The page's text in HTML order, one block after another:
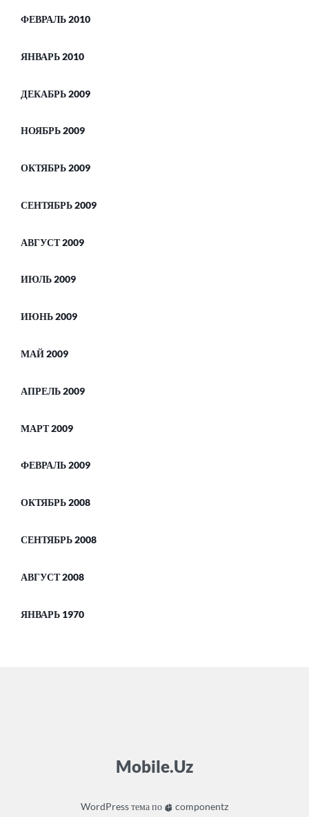
ФЕВРАЛЬ 2010
ЯНВАРЬ 2010
ДЕКАБРЬ 2009
НОЯБРЬ 2009
ОКТЯБРЬ 2009
СЕНТЯБРЬ 2009
АВГУСТ 2009
ИЮЛЬ 2009
ИЮНЬ 2009
МАЙ 2009
АПРЕЛЬ 2009
МАРТ 2009
ФЕВРАЛЬ 2009
ОКТЯБРЬ 2008
СЕНТЯБРЬ 2008
АВГУСТ 2008
ЯНВАРЬ 1970
Mobile.Uz
WordPressтема по componentz